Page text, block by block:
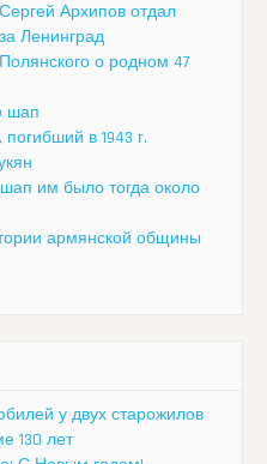
Архипов отдал
Ленинград
о родном 47
шап
в 1943 г.
им было тогда около
армянской общины
у двух старожилов
130 лет